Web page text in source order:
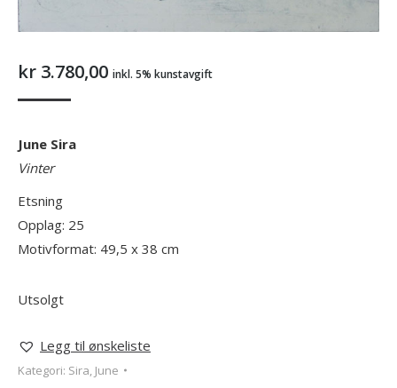
kr 3.780,00 inkl. 5% kunstavgift
June Sira
Vinter
Etsning
Opplag: 25
Motivformat: 49,5 x 38 cm
Utsolgt
Legg til ønskeliste
Kategori: Sira, June